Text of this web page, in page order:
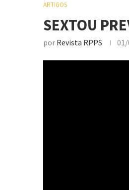
ARTIGOS
SEXTOU
por Revista RPPS